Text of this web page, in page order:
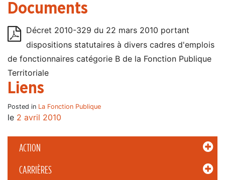
ACTION
CARRIÈRES
Documents
Décret 2010-329 du 22 mars 2010 portant
dispositions statutaires à divers cadres d'emplois
de fonctionnaires catégorie B de la Fonction Publique
Territoriale
Liens
Posted in La Fonction Publique
le 2 avril 2010